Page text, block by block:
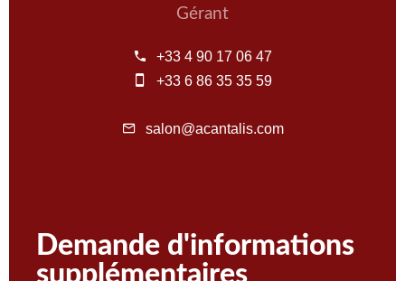
Gérant
+33 4 90 17 06 47
+33 6 86 35 35 59
salon@acantalis.com
Demande d'informations
supplémentaires